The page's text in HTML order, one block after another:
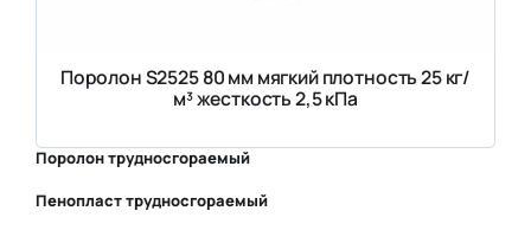
Поролон S2525 80 мм мягкий плотность 25 кг/
м³ жесткость 2,5 кПа
Поролон трудносгораемый
Пенопласт трудносгораемый